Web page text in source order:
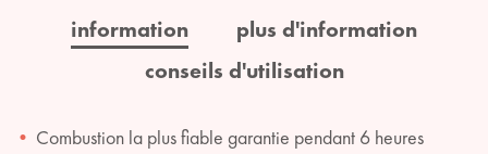
information
plus d'information
conseils d'utilisation
Combustion la plus fiable garantie pendant 6 heures